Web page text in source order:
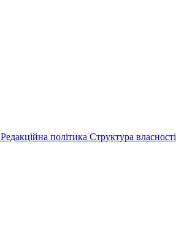
Редакційна політика Структура власності